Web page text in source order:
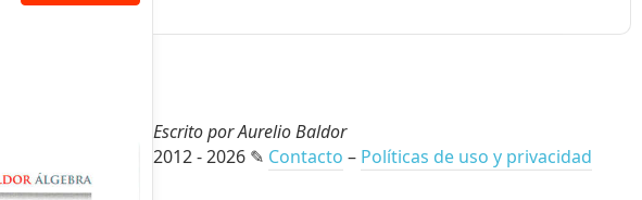
Escrito por Aurelio Baldor
2012 - 2026 ✎ Contacto – Políticas de uso y privacidad